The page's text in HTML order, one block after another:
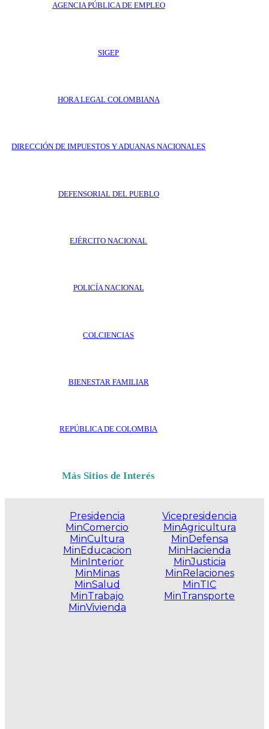
AGENCIA PÚBLICA DE EMPLEO
SIGEP
HORA LEGAL COLOMBIANA
DIRECCIÓN DE IMPUESTOS Y ADUANAS NACIONALES
DEFENSORIAL DEL PUEBLO
EJÉRCITO NACIONAL
POLICÍA NACIONAL
COLCIENCIAS
BIENESTAR FAMILIAR
REPÚBLICA DE COLOMBIA
Más Sitios de Interés
Presidencia
MinComercio
MinCultura
MinEducacion
MinInterior
MinMinas
MinSalud
MinTrabajo
MinVivienda
Vicepresidencia
MinAgricultura
MinDefensa
MinHacienda
MinJusticia
MinRelaciones
MinTIC
MinTransporte